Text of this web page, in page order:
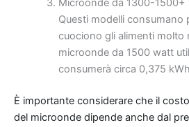
Microonde da 1300-
Questi modelli consumano
cuociono gli alimenti molto
microonde da 1500 watt
consumerà circa 0,375
È importante considerare che il
del microonde dipende anche dal